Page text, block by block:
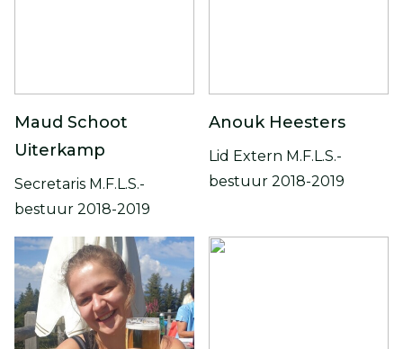
Maud Schoot
Uiterkamp
Secretaris M.F.L.S.-
bestuur 2018-2019
Anouk Heesters
Lid Extern M.F.L.S.-
bestuur 2018-2019